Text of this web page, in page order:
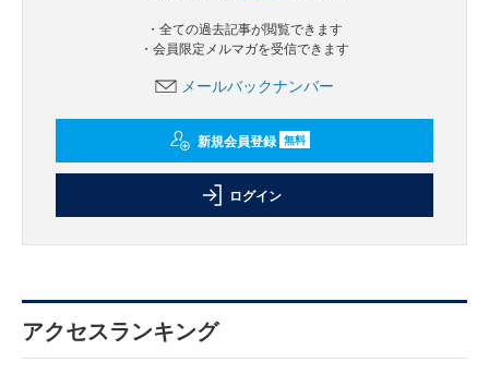
・全ての過去記事が閲覧できます
・会員限定メルマガを受信できます
メールバックナンバー
新規会員登録 無料
ログイン
アクセスランキング